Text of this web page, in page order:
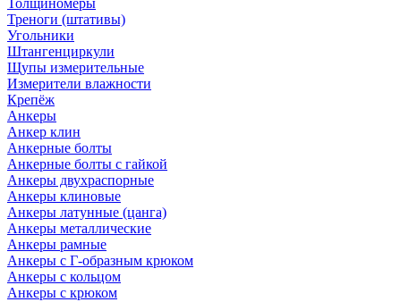
Толщиномеры
Треноги (штативы)
Угольники
Штангенциркули
Щупы измерительные
Измерители влажности
Крепёж
Анкеры
Анкер клин
Анкерные болты
Анкерные болты с гайкой
Анкеры двухраспорные
Анкеры клиновые
Анкеры латунные (цанга)
Анкеры металлические
Анкеры рамные
Анкеры с Г-образным крюком
Анкеры с кольцом
Анкеры с крюком